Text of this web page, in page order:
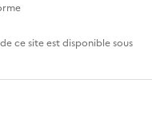
ce site est disponible sous